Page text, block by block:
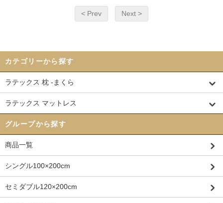
< Prev Next >
カテゴリーから探す
ラテックス 枕 -まくら
ラテックス マットレス
グループから探す
商品一覧
シングル100×200cm
セミダブル120×200cm